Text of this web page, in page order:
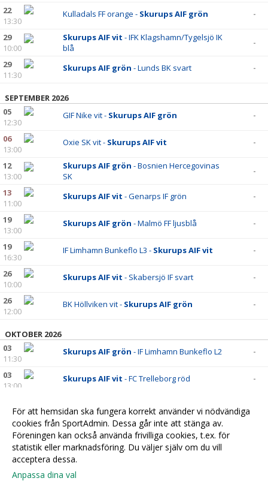
22
13:30
Kulladals FF orange - Skurups AIF grön -
29
10:00
Skurups AIF vit - IFK Klagshamn/Tygelsjö IK
blå
-
29
11:30
Skurups AIF grön - Lunds BK svart -
SEPTEMBER 2026
05
12:30
GIF Nike vit - Skurups AIF grön -
06
13:00
Oxie SK vit - Skurups AIF vit -
12
13:00
Skurups AIF grön - Bosnien Hercegovinas
SK
-
13
11:00
Skurups AIF vit - Genarps IF grön -
19
13:00
Skurups AIF grön - Malmö FF ljusblå -
19
16:30
IF Limhamn Bunkeflo L3 - Skurups AIF vit -
26
10:00
Skurups AIF vit - Skabersjö IF svart -
26
12:00
BK Höllviken vit - Skurups AIF grön -
OKTOBER 2026
03
11:30
Skurups AIF grön - IF Limhamn Bunkeflo L2 -
03
13:00
Skurups AIF vit - FC Trelleborg röd -
12:00
Ystads IF FF blå - Skurups AIF vit
12:15
BK Olympic grön -Skurups AIF grön
För att hemsidan ska fungera korrekt använder vi nödvändiga
cookies från SportAdmin. Dessa går inte att stänga av.
Föreningen kan också använda frivilliga cookies, t.ex. för
statistik eller marknadsföring. Du väljer själv om du vill
acceptera dessa.
Anpassa dina val